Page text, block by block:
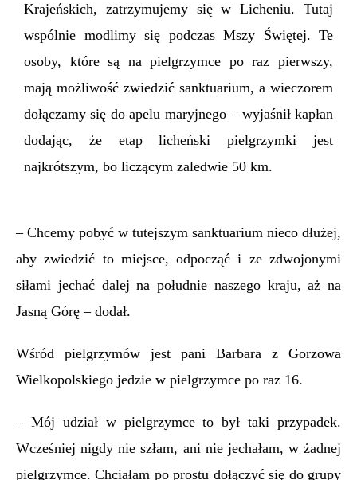
Krajeńskich, zatrzymujemy się w Licheniu. Tutaj
wspólnie modlimy się podczas Mszy Świętej. Te
osoby, które są na pielgrzymce po raz pierwszy,
mają możliwość zwiedzić sanktuarium, a wieczorem
dołączamy się do apelu maryjnego – wyjaśnił kapłan
dodając, że etap licheński pielgrzymki jest
najkrótszym, bo liczącym zaledwie 50 km.
– Chcemy pobyć w tutejszym sanktuarium nieco dłużej,
aby zwiedzić to miejsce, odpocząć i ze zdwojonymi
siłami jechać dalej na południe naszego kraju, aż na
Jasną Górę – dodał.
Wśród pielgrzymów jest pani Barbara z Gorzowa
Wielkopolskiego jedzie w pielgrzymce po raz 16.
– Mój udział w pielgrzymce to był taki przypadek.
Wcześniej nigdy nie szłam, ani nie jechałam, w żadnej
pielgrzymce. Chciałam po prostu dołączyć się do grupy